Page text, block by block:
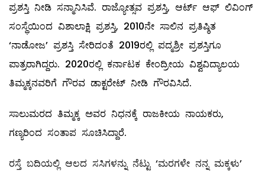
ಪ್ರಶಸ್ತಿ ನೀಡಿ ಸನ್ಮಾನಿಸಿವೆ. ರಾಜ್ಯೋತ್ಸವ ಪ್ರಶಸ್ತಿ, ಆರ್ಟ್ ಆಫ್ ಲಿವಿಂಗ್
ಸಂಸ್ಥೆಯಿಂದ ವಿಶಾಲಾಕ್ಷಿ ಪ್ರಶಸ್ತಿ, 2010ನೇ ಸಾಲಿನ ಪ್ರತಿಷ್ಠಿತ
‘ನಾಡೋಜ’ ಪ್ರಶಸ್ತಿ ಸೇರಿದಂತೆ 2019ರಲ್ಲಿ ಪದ್ಮಶ್ರೀ ಪ್ರಶಸ್ತಿಗೂ
ಪಾತ್ರರಾಗಿದ್ದರು. 2020ರಲ್ಲಿ ಕರ್ನಾಟಕ ಕೇಂದ್ರೀಯ ವಿಶ್ವವಿದ್ಯಾಲಯ
ತಿಮ್ಮಕ್ಕನವರಿಗೆ ಗೌರವ ಡಾಕ್ಟರೇಟ್ ನೀಡಿ ಗೌರವಿಸಿದೆ.
ಸಾಲುಮರದ ತಿಮ್ಮಕ್ಕ ಅವರ ನಿಧನಕ್ಕೆ ರಾಜಕೀಯ ನಾಯಕರು,
ಗಣ್ಯರಿಂದ ಸಂತಾಪ ಸೂಚಿಸಿದ್ದಾರೆ.
ರಸ್ತೆ ಬದಿಯಲ್ಲಿ ಆಲದ ಸಸಿಗಳನ್ನು ನೆಟ್ಟು ‘ಮರಗಳೇ ನನ್ನ ಮಕ್ಕಳು’